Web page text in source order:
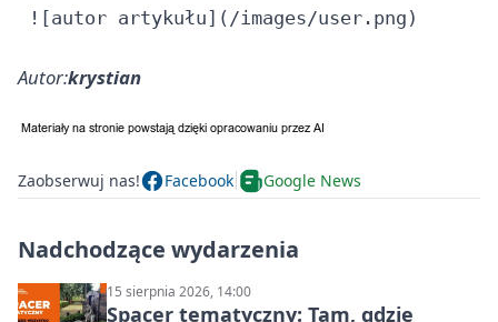
Autor:krystian
Zaobserwuj nas! Facebook Google News
Nadchodzące wydarzenia
15 sierpnia 2026, 14:00
Spacer tematyczny: Tam, gdzie